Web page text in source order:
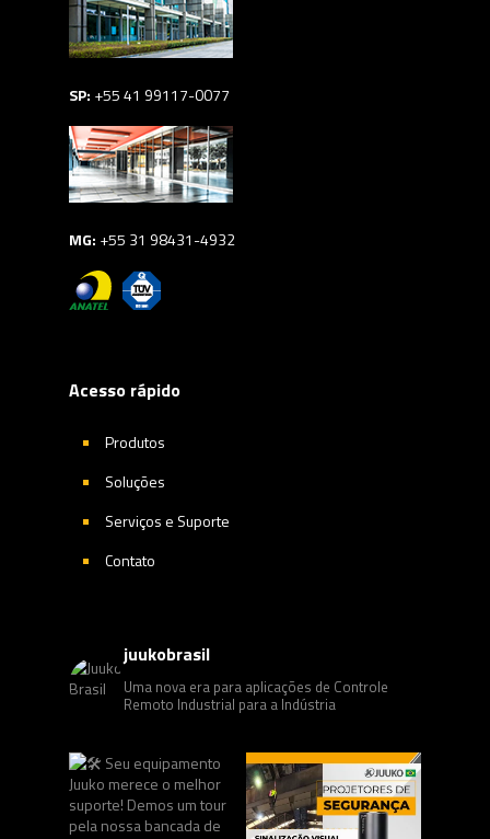
SP: +55 41 99117-0077
MG: +55 31 98431-4932
Acesso rápido
Produtos
Soluções
Serviços e Suporte
Contato
juukobrasil
Uma nova era para aplicações de Controle
Remoto Industrial para a Indústria